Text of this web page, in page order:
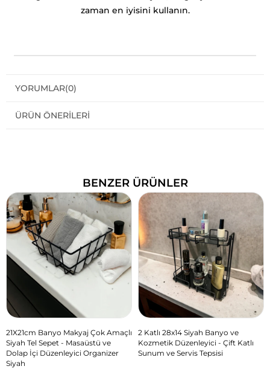
zaman en iyisini kullanın.
YORUMLAR(0)
ÜRÜN ÖNERILERI
BENZER ÜRÜNLER
21X21cm Banyo Makyaj Çok Amaçlı
Siyah Tel Sepet - Masaüstü ve
Dolap İçi Düzenleyici Organizer
Siyah
2 Katlı 28x14 Siyah Banyo ve
Kozmetik Düzenleyici - Çift Katlı
Sunum ve Servis Tepsisi